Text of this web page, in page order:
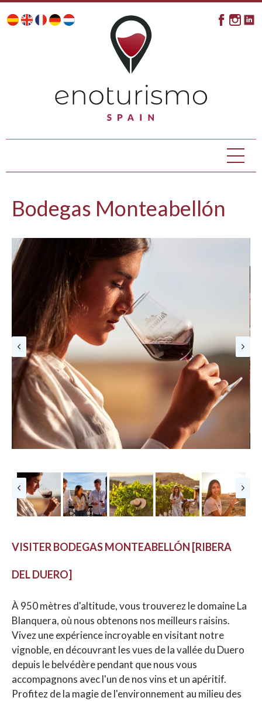
Bodegas Monteabellón
VISITER BODEGAS MONTEABELLÓN [RIBERA
DEL DUERO]
À 950 mètres d'altitude, vous trouverez le domaine La
Blanquera, où nous obtenons nos meilleurs raisins.
Vivez une expérience incroyable en visitant notre
vignoble, en découvrant les vues de la vallée du Duero
depuis le belvédère pendant que nous vous
accompagnons avec l'un de nos vins et un apéritif.
Profitez de la magie de l'environnement au milieu des